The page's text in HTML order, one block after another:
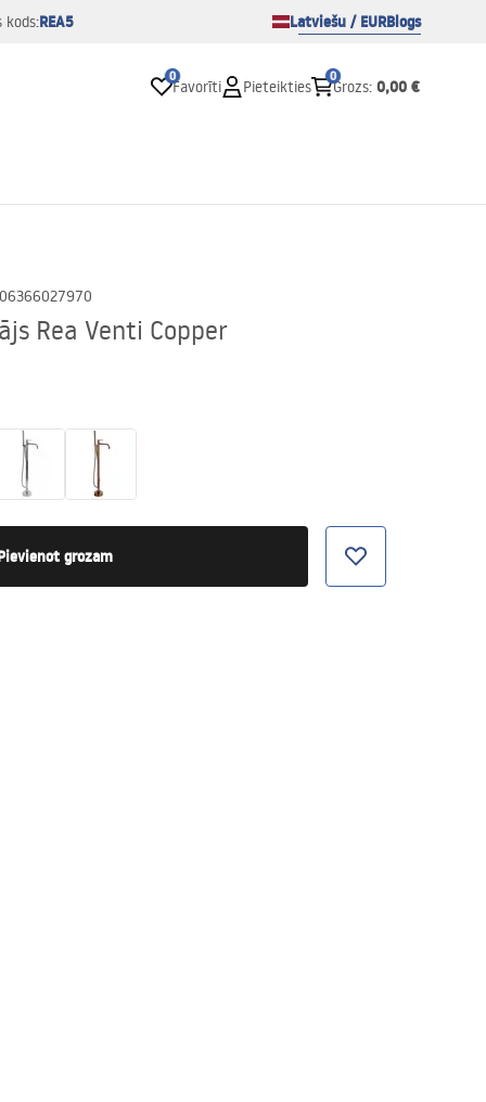
kods:REA5 Latviešu / EURBlogs
0
Favorīti Pieteikties
0
Grozs: 0,00 €
Rea Venti Copper
grozam